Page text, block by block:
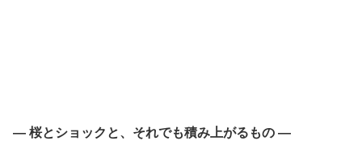
— 桜とショックと、それでも積み上がるもの —